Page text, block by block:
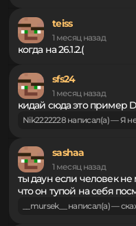
Я запускаю майнкрафт
запускается
1 месяц назад
когда на 26.1.2.(
sfs24
кидай сюда это пример
Nik2222228 написал(а) — Я
sashaa
1 месяц назад